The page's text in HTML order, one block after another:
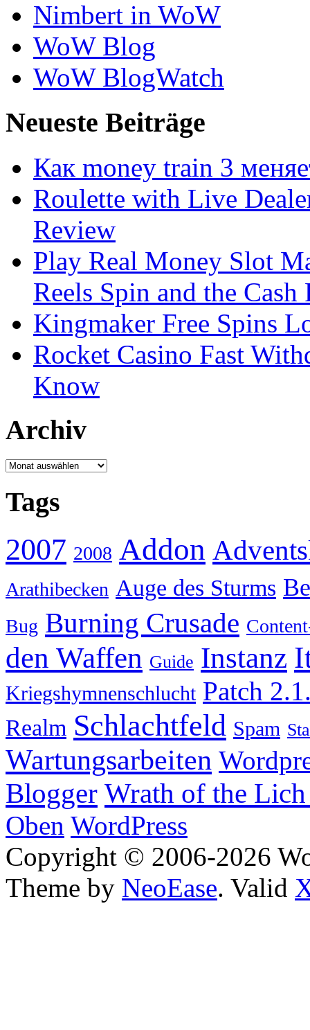
Nimbert in WoW
WoW Blog
WoW BlogWatch
Neueste Beiträge
Как money train 3
Roulette with Live
Review
Play Real Money Slot
Reels Spin and the Cash
Kingmaker Free Spins
Rocket Casino Fast
Know
Archiv
Archiv
Tags
2007 2008 Addon
Arathibecken Auge des Sturms
Bug Burning Crusade
den Waffen Guide Instanz
Kriegshymnenschlucht Patch
Realm Schlachtfeld Spam
Wartungsarbeiten
Blogger Wrath of the
Oben WordPress
Copyright © 2006-2026
Theme by NeoEase. Valid